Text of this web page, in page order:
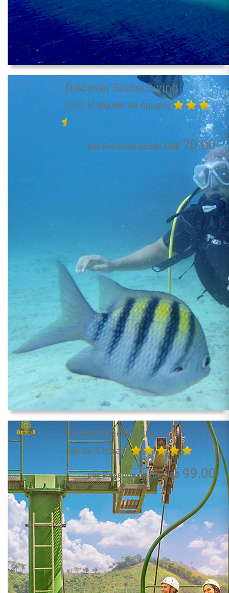
Discover Scuba Diving
(Incl. el alquiler de equipo)
por Persona desde US$ 70.00
La Hacienda Park
(aprox. 6 horas)
por Persona desde US$ 99.00